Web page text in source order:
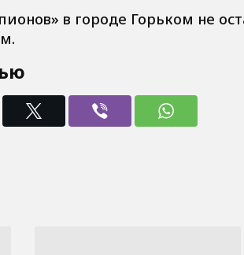
в городе Горьком не